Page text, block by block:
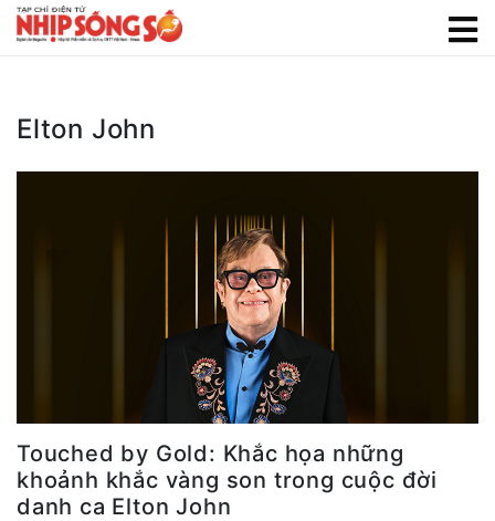
Elton John
Touched by Gold: Khắc họa những
khoảnh khắc vàng son trong cuộc đời
danh ca Elton John